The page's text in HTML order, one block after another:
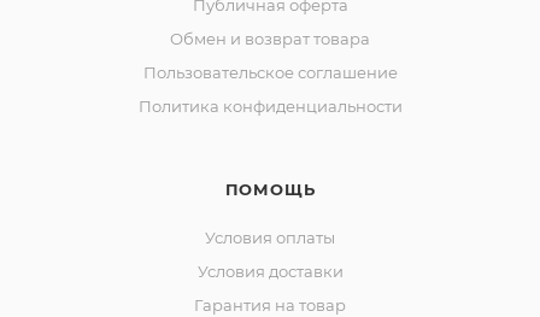
Публичная оферта
Обмен и возврат товара
Пользовательское соглашение
Политика конфиденциальности
ПОМОЩЬ
Условия оплаты
Условия доставки
Гарантия на товар